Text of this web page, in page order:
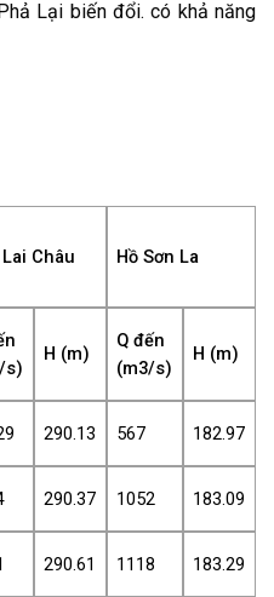
Lại biến đổi. có khả năng
Lai Châu Hồ Sơn La
s)
H (m)
Q đến
(m3/s)
H (m)
290.13 567 182.97
290.37 1052 183.09
290.61 1118 183.29